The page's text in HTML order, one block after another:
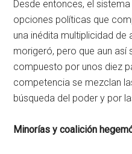
Desde entonces, el
opciones políticas que
una inédita multiplicidad de
morigeró, pero que aun así
compuesto por unos diez
competencia se mezclan
búsqueda del poder y por
Minorías y coalición